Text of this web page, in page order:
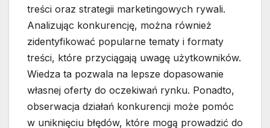
treści oraz strategii marketingowych rywali.
Analizując konkurencję, można również
zidentyfikować popularne tematy i formaty
treści, które przyciągają uwagę użytkowników.
Wiedza ta pozwala na lepsze dopasowanie
własnej oferty do oczekiwań rynku. Ponadto,
obserwacja działań konkurencji może pomóc
w uniknięciu błędów, które mogą prowadzić do